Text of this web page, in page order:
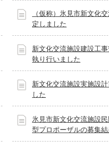
（仮称）氷見市新文化
定しました
新文化交流施設建設工
執り行いました
新文化交流施設実施設
した
氷見市新文化交流施設
型プロポーザルの募集